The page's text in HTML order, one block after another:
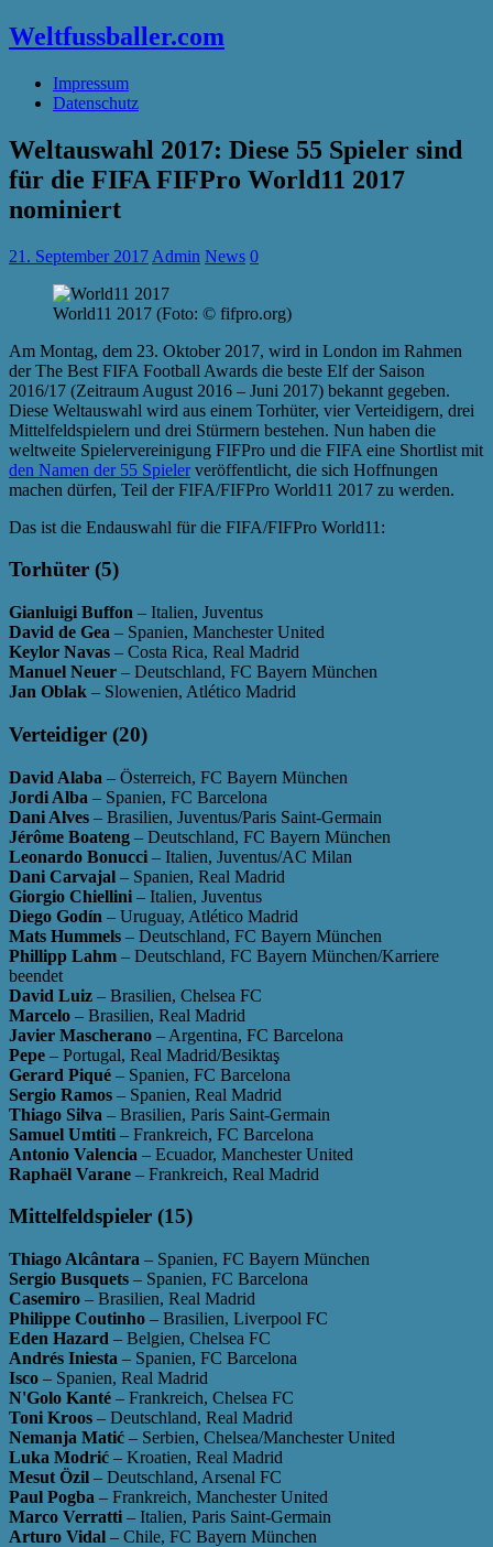
Weltfussballer.com
Impressum
Datenschutz
Weltauswahl 2017: Diese 55 Spieler sind
für die FIFA FIFPro World11 2017
nominiert
21. September 2017 Admin News 0
World11 2017 (Foto: © fifpro.org)
Am Montag, dem 23. Oktober 2017, wird in London im Rahmen
der The Best FIFA Football Awards die beste Elf der Saison
2016/17 (Zeitraum August 2016 – Juni 2017) bekannt gegeben.
Diese Weltauswahl wird aus einem Torhüter, vier Verteidigern, drei
Mittelfeldspielern und drei Stürmern bestehen. Nun haben die
weltweite Spielervereinigung FIFPro und die FIFA eine Shortlist mit
den Namen der 55 Spielerveröffentlicht, die sich Hoffnungen
machen dürfen, Teil der FIFA/FIFPro World11 2017 zu werden.
Das ist die Endauswahl für die FIFA/FIFPro World11:
Torhüter (5)
Gianluigi Buffon – Italien, Juventus
David de Gea – Spanien, Manchester United
Keylor Navas – Costa Rica, Real Madrid
Manuel Neuer – Deutschland, FC Bayern München
Jan Oblak – Slowenien, Atlético Madrid
Verteidiger (20)
David Alaba – Österreich, FC Bayern München
Jordi Alba – Spanien, FC Barcelona
Dani Alves – Brasilien, Juventus/Paris Saint-Germain
Jérôme Boateng – Deutschland, FC Bayern München
Leonardo Bonucci – Italien, Juventus/AC Milan
Dani Carvajal – Spanien, Real Madrid
Giorgio Chiellini – Italien, Juventus
Diego Godín – Uruguay, Atlético Madrid
Mats Hummels – Deutschland, FC Bayern München
Phillipp Lahm – Deutschland, FC Bayern München/Karriere
beendet
David Luiz – Brasilien, Chelsea FC
Marcelo – Brasilien, Real Madrid
Javier Mascherano – Argentina, FC Barcelona
Pepe – Portugal, Real Madrid/Besiktaş
Gerard Piqué – Spanien, FC Barcelona
Sergio Ramos – Spanien, Real Madrid
Thiago Silva – Brasilien, Paris Saint-Germain
Samuel Umtiti – Frankreich, FC Barcelona
Antonio Valencia – Ecuador, Manchester United
Raphaël Varane – Frankreich, Real Madrid
Mittelfeldspieler (15)
Thiago Alcântara – Spanien, FC Bayern München
Sergio Busquets – Spanien, FC Barcelona
Casemiro – Brasilien, Real Madrid
Philippe Coutinho – Brasilien, Liverpool FC
Eden Hazard – Belgien, Chelsea FC
Andrés Iniesta – Spanien, FC Barcelona
Isco – Spanien, Real Madrid
N'Golo Kanté – Frankreich, Chelsea FC
Toni Kroos – Deutschland, Real Madrid
Nemanja Matić – Serbien, Chelsea/Manchester United
Luka Modrić – Kroatien, Real Madrid
Mesut Özil – Deutschland, Arsenal FC
Paul Pogba – Frankreich, Manchester United
Marco Verratti – Italien, Paris Saint-Germain
Arturo Vidal – Chile, FC Bayern München